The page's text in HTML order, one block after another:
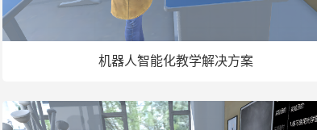
机器人智能化教学解决方案